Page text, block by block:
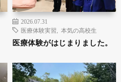
2026.07.31
医療体験実習
本気の高校生
医療体験がはじまりました。